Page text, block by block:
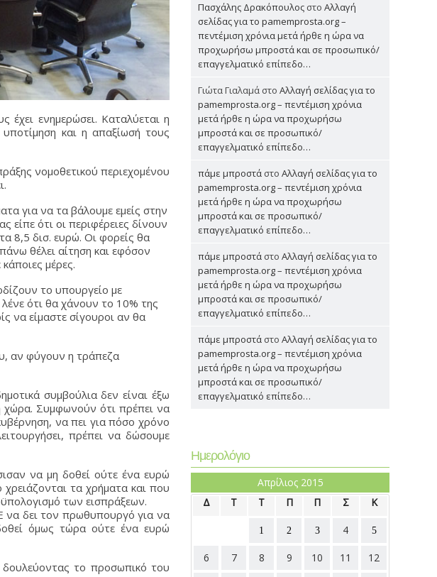
ενημερώσει. Καταλύεται η
και η απαξίωσή τους
νομοθετικού περιεχομένου
για να τα βάλουμε εμείς στην
ότι οι περιφέρειες δίνουν
8,5 δισ. ευρώ. Οι φορείς θα
θέλει αίτηση και εφόσον
μέρες.
το υπουργείο με
ότι θα χάνουν το 10% της
να είμαστε σίγουροι αν θα
αν φύγουν η τράπεζα
συμβούλια δεν είναι έξω
χώρα. Συμφωνούν ότι πρέπει να
να πει για πόσο χρόνο
πρέπει να δώσουμε
να μη δοθεί ούτε ένα ευρώ
τα χρήματα και που
των εισπράξεων.
να δει τον πρωθυπουργό για να
όμως τώρα ούτε ένα ευρώ
δουλεύοντας το προσωπικό του
Πασχάλης Δρακόπουλος στο Αλλαγή
σελίδας για το pamemprosta.org –
πεντέμιση χρόνια μετά ήρθε η ώρα να
προχωρήσω μπροστά και σε προσωπικό/
επαγγελματικό επίπεδο…
Γιώτα Γιαλαμά στο Αλλαγή σελίδας για το
pamemprosta.org – πεντέμιση χρόνια
μετά ήρθε η ώρα να προχωρήσω
μπροστά και σε προσωπικό/
επαγγελματικό επίπεδο…
πάμε μπροστά στο Αλλαγή σελίδας για το
pamemprosta.org – πεντέμιση χρόνια
μετά ήρθε η ώρα να προχωρήσω
μπροστά και σε προσωπικό/
επαγγελματικό επίπεδο…
πάμε μπροστά στο Αλλαγή σελίδας για το
pamemprosta.org – πεντέμιση χρόνια
μετά ήρθε η ώρα να προχωρήσω
μπροστά και σε προσωπικό/
επαγγελματικό επίπεδο…
πάμε μπροστά στο Αλλαγή σελίδας για το
pamemprosta.org – πεντέμιση χρόνια
μετά ήρθε η ώρα να προχωρήσω
μπροστά και σε προσωπικό/
επαγγελματικό επίπεδο…
Ημερολόγιο
Απρίλιος 2015
Δ
Τ Τ Π Π Σ Κ
1 2 3 4 5
6 7 8 9 10 11
12